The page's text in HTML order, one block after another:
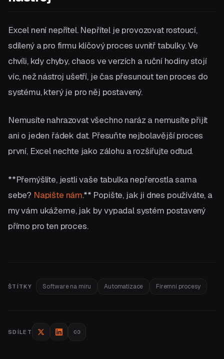
Excel není nepřítel. Nepřítel je provozovat rostoucí,
sdílený a pro firmu klíčový proces uvnitř tabulky. Ve
chvíli, kdy chyby, chaos ve verzích a ruční hodiny stojí
víc, než nástroj ušetří, je čas přesunout ten proces do
systému, který je pro něj postavený.
Nemusíte nahrazovat všechno naráz a nemusíte přijít
ani o jeden řádek dat. Přesuňte nejbolavější proces
první, Excel nechte jako zálohu a rozšiřujte odtud.
**Přemýšlíte, jestli vaše tabulka nepřerostla sama
sebe? Napište nám.** Popište, jak ji dnes používáte, a
my vám ukážeme, jak by vypadal systém postavený
přímo pro ten proces.
ŠTÍTKY Software na míru Automatizace Firemní procesy
SDÍLET